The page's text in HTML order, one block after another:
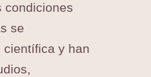
condiciones
se
científica y han